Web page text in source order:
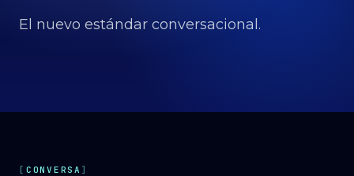
Proyectos →
El nuevo estándar conversacional.
CONVERSA